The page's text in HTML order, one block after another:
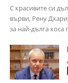
С красивите си
върви, Рену
за най-дълга коса